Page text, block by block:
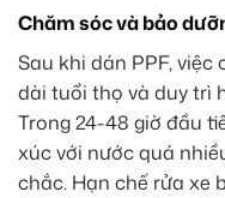
Chăm sóc và bảo
Sau khi dán PPF,
dài tuổi thọ và duy trì
Trong 24-48 giờ đầu
xúc với nước quá
chắc. Hạn chế rửa xe